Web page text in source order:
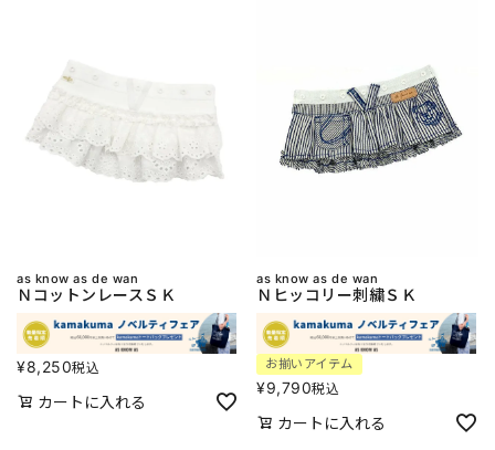
as know as de wan
ＮコットンレースＳＫ
¥8,250税込
カートに入れる
as know as de wan
Ｎヒッコリー刺繍ＳＫ
お揃いアイテム
¥9,790税込
カートに入れる